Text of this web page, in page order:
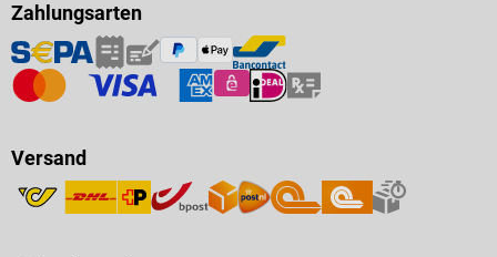
Zahlungsarten
Versand